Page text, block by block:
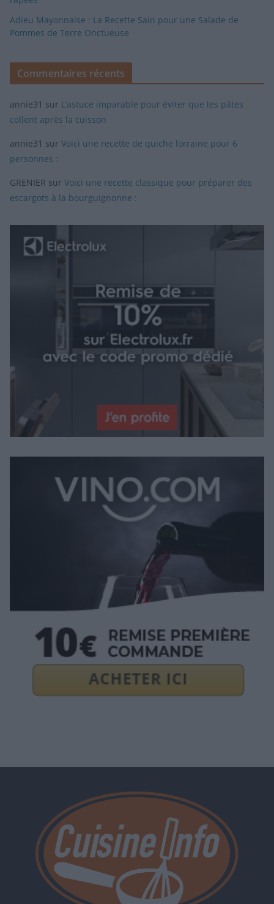
Adieu Mayonnaise : La Recette Sain pour une Salade de
Pommes de Terre Onctueuse
Commentaires récents
annie31 sur L’astuce imparable pour éviter que les pâtes
collent après la cuisson
annie31 sur Voici une recette de quiche lorraine pour 6
personnes :
GRENIER sur Voici une recette classique pour préparer des
escargots à la bourguignonne :